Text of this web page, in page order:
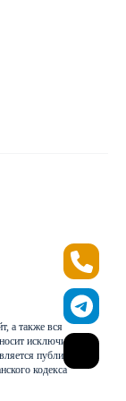
а также вся
исключительно
публичной
кодекса